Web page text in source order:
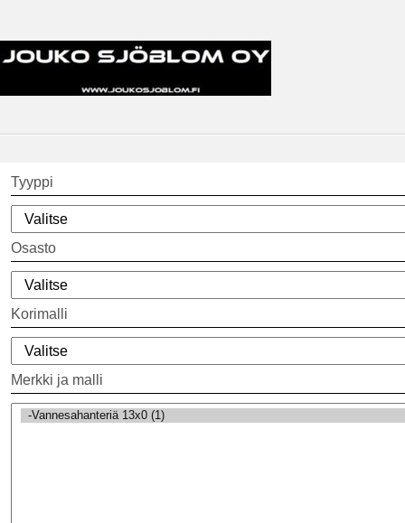
Tyyppi
Osasto
Korimalli
Merkki ja malli